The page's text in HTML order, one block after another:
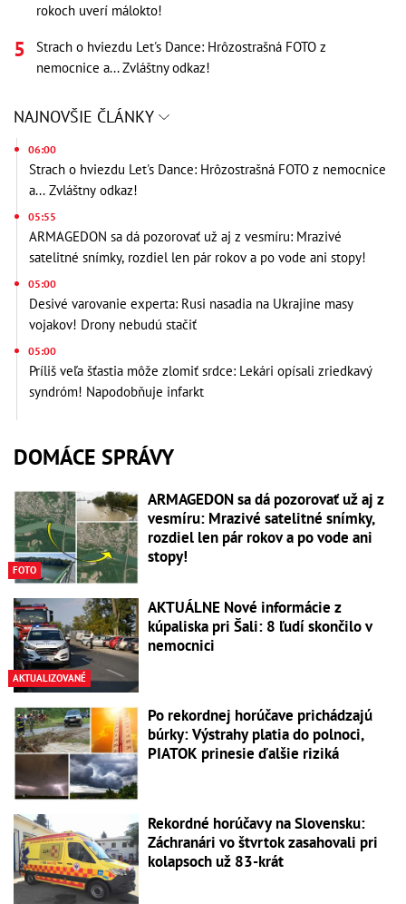
rokoch uverí málokto!
Strach o hviezdu Let's Dance: Hrôzostrašná FOTO z
nemocnice a... Zvláštny odkaz!
NAJNOVŠIE ČLÁNKY
06:00
Strach o hviezdu Let's Dance: Hrôzostrašná FOTO z nemocnice
a... Zvláštny odkaz!
05:55
ARMAGEDON sa dá pozorovať už aj z vesmíru: Mrazivé
satelitné snímky, rozdiel len pár rokov a po vode ani stopy!
05:00
Desivé varovanie experta: Rusi nasadia na Ukrajine masy
vojakov! Drony nebudú stačiť
05:00
Príliš veľa šťastia môže zlomiť srdce: Lekári opísali zriedkavý
syndróm! Napodobňuje infarkt
DOMÁCE SPRÁVY
FOTO
ARMAGEDON sa dá pozorovať už aj z
vesmíru: Mrazivé satelitné snímky,
rozdiel len pár rokov a po vode ani
stopy!
AKTUALIZOVANÉ
AKTUÁLNE Nové informácie z
kúpaliska pri Šali: 8 ľudí skončilo v
nemocnici
Po rekordnej horúčave prichádzajú
búrky: Výstrahy platia do polnoci,
PIATOK prinesie ďalšie riziká
Rekordné horúčavy na Slovensku:
Záchranári vo štvrtok zasahovali pri
kolapsoch už 83-krát